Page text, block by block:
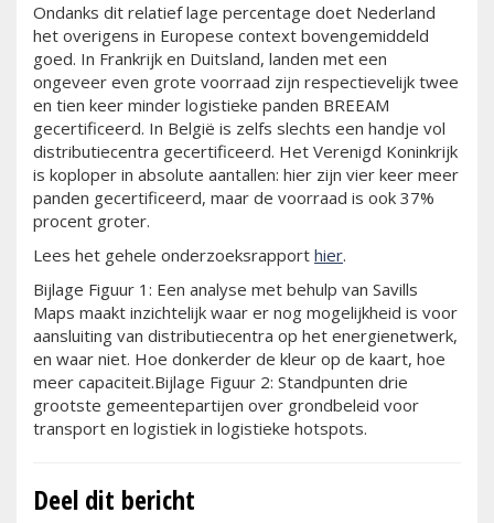
Ondanks dit relatief lage percentage doet Nederland
het overigens in Europese context bovengemiddeld
goed. In Frankrijk en Duitsland, landen met een
ongeveer even grote voorraad zijn respectievelijk twee
en tien keer minder logistieke panden BREEAM
gecertificeerd. In België is zelfs slechts een handje vol
distributiecentra gecertificeerd. Het Verenigd Koninkrijk
is koploper in absolute aantallen: hier zijn vier keer meer
panden gecertificeerd, maar de voorraad is ook 37%
procent groter.
Lees het gehele onderzoeksrapport hier.
Bijlage Figuur 1: Een analyse met behulp van Savills
Maps maakt inzichtelijk waar er nog mogelijkheid is voor
aansluiting van distributiecentra op het energienetwerk,
en waar niet. Hoe donkerder de kleur op de kaart, hoe
meer capaciteit.Bijlage Figuur 2: Standpunten drie
grootste gemeentepartijen over grondbeleid voor
transport en logistiek in logistieke hotspots.
Deel dit bericht